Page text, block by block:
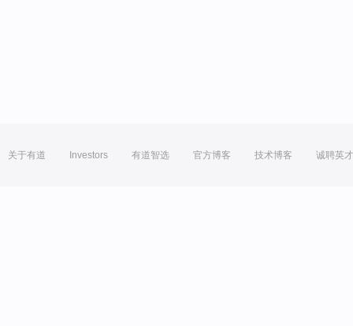
关于有道 Investors 有道智选 官方博客 技术博客 诚聘英才